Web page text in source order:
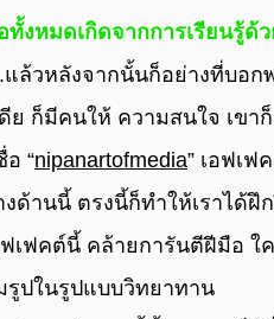
ทั้งหมดเกิดจากการเรียนรู้ด้ว
แล้วหลังจากนั้นก็อย่างที่บอก
ย ก็มีคนให้ ความสนใจ เขา
“nipanartofmedia” เอฟเฟ
ด้านนี้ ตรงนี้ก็ทําให้เราได้ฝึก
เฟคต์นี้ คล้ายการันตีฝีมือ ใ
รูปในรูปแบบวิทยาทาน